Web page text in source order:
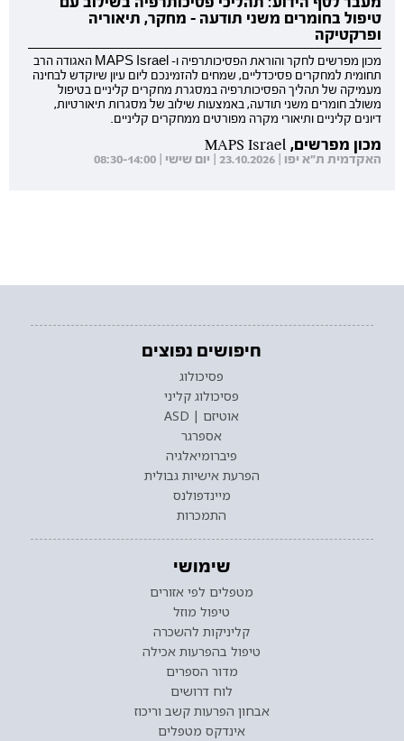
טיפול בחומרים משני תודעה - מחקר, תיאוריה
ופרקטיקה
מכון מפרשים לחקר והוראת הפסיכותרפיה ו- MAPS Israel האגודה הרב
תחומית למחקרים פסיכדליים, שמחים להזמינכם ליום עיון שיוקדש לבחינה
מעמיקה של תהליך הפסיכותרפיה במסגרת מחקרים קליניים בטיפול
משולב חומרים משני תודעה, באמצעות שילוב של מסגרות תיאורטיות,
דיונים קליניים ותיאורי מקרה מפורטים ממחקרים קליניים.
מכון מפרשים, MAPS Israel
האקדמית ת"א יפו | 23.10.2026 | יום שישי | 08:30-14:00
חיפושים נפוצים
פסיכולוג
פסיכולוג קליני
אוטיזם | ASD
אספרגר
פיברומיאלגיה
הפרעת אישיות גבולית
מיינדפולנס
התמכרות
שימושי
מטפלים לפי אזורים
טיפול מוזל
קליניקות להשכרה
טיפול בהפרעות אכילה
מדור הספרים
לוח דרושים
אבחון הפרעות קשב וריכוז
אינדקס מטפלים